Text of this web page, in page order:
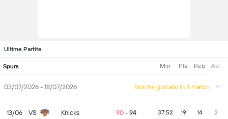
Ultime Partite
Spurs Min Pts Reb Ast
03/07/2026 - 18/07/2026 Non ha giocato in 8 match
13/06 VS Knicks 90 - 94 37:52 19 14 2